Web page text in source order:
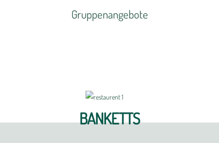
Gruppenangebote
BANKETTS